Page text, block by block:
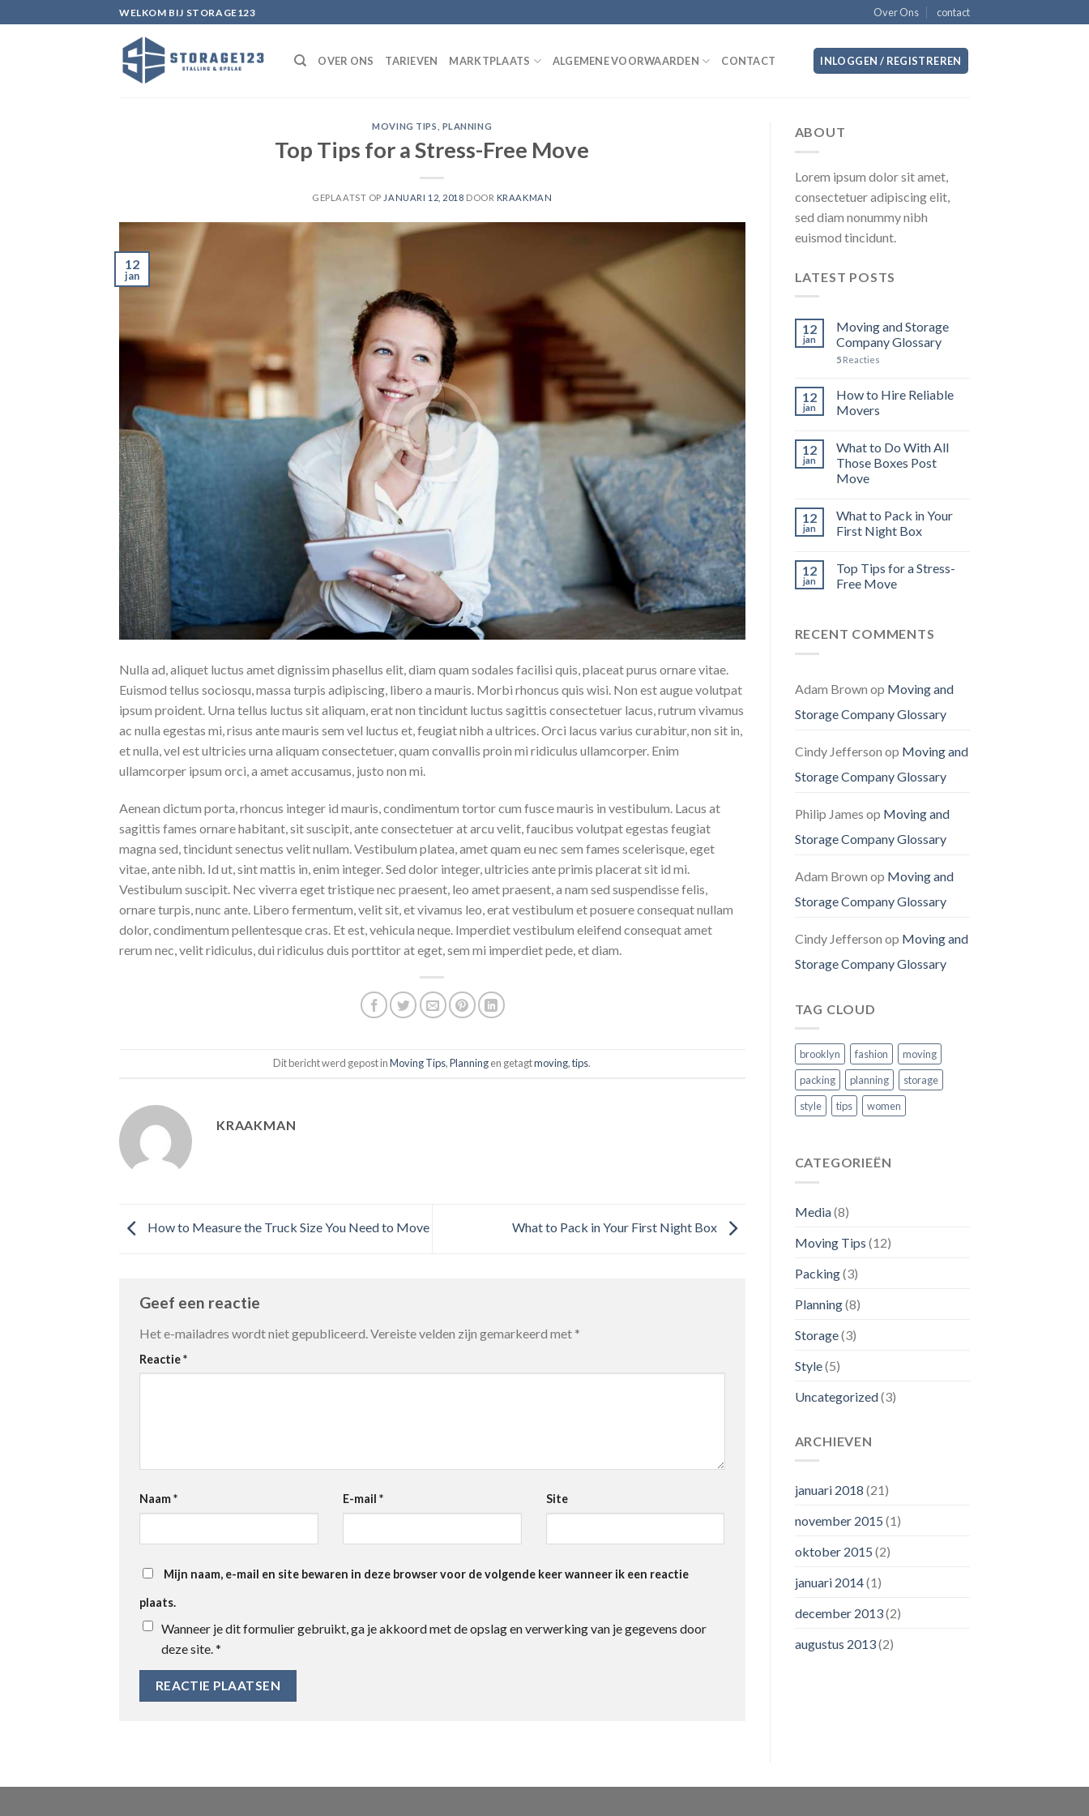
naar
WELKOM BIJ STORAGE123 Over Ons contact
OVER ONS TARIEVEN MARKTPLAATS ALGEMENE VOORWAARDEN CONTACT INLOGGEN / REGISTREREN
MOVING TIPS PLANNING
Top Tips for a Stress-Free Move
GEPLAATST OP JANUARI 12, 2018 DOOR KRAAKMAN
12
jan
Nulla ad, aliquet luctus amet dignissim phasellus elit, diam quam sodales facilisi quis, placeat purus ornare vitae.
Euismod tellus sociosqu, massa turpis adipiscing, libero a mauris. Morbi rhoncus quis wisi. Non est augue volutpat
ipsum proident. Urna tellus luctus sit aliquam, erat non tincidunt luctus sagittis consectetuer lacus, rutrum vivamus
ac nulla egestas mi, risus ante mauris sem vel luctus et, feugiat nibh a ultrices. Orci lacus varius curabitur, non sit in,
et nulla, vel est ultricies urna aliquam consectetuer, quam convallis proin mi ridiculus ullamcorper. Enim
ullamcorper ipsum orci, a amet accusamus, justo non mi.
Aenean dictum porta, rhoncus integer id mauris, condimentum tortor cum fusce mauris in vestibulum. Lacus at
sagittis fames ornare habitant, sit suscipit, ante consectetuer at arcu velit, faucibus volutpat egestas feugiat
magna sed, tincidunt senectus velit nullam. Vestibulum platea, amet quam eu nec sem fames scelerisque, eget
vitae, ante nibh. Id ut, sint mattis in, enim integer. Sed dolor integer, ultricies ante primis placerat sit id mi.
Vestibulum suscipit. Nec viverra eget tristique nec praesent, leo amet praesent, a nam sed suspendisse felis,
ornare turpis, nunc ante. Libero fermentum, velit sit, et vivamus leo, erat vestibulum et posuere consequat nullam
dolor, condimentum pellentesque cras. Et est, vehicula neque. Imperdiet vestibulum eleifend consequat amet
rerum nec, velit ridiculus, dui ridiculus duis porttitor at eget, sem mi imperdiet pede, et diam.
Dit bericht werd gepost inMoving Tips,Planningen getagtmoving,tips.
KRAAKMAN
How to Measure the Truck Size You Need to Move What to Pack in Your First Night Box
Geef een reactie
Het e-mailadres wordt niet gepubliceerd. Vereiste velden zijn gemarkeerd met *
Reactie*
Naam* E-mail * Site
Mijn naam, e-mail en site bewaren in deze browser voor de volgende keer wanneer ik een reactie
plaats.
Wanneer je dit formulier gebruikt, ga je akkoord met de opslag en verwerking van je gegevens door
deze site.*
ABOUT
Lorem ipsum dolor sit amet,
consectetuer adipiscing elit,
sed diam nonummy nibh
euismod tincidunt.
LATEST POSTS
12
jan
Moving and Storage
Company Glossary
5Reacties
12
jan
How to Hire Reliable
Movers
12
jan
What to Do With All
Those Boxes Post
Move
12
jan
What to Pack in Your
First Night Box
12
jan
Top Tips for a Stress-
Free Move
RECENT COMMENTS
Adam Brown op Moving and
Storage Company Glossary
Cindy Jefferson op Moving and
Storage Company Glossary
Philip James op Moving and
Storage Company Glossary
Adam Brown op Moving and
Storage Company Glossary
Cindy Jefferson op Moving and
Storage Company Glossary
TAG CLOUD
brooklyn fashion
moving
packing
planning
storage
style
tips women
CATEGORIEËN
Media(8)
Moving Tips (12)
Packing(3)
Planning(8)
Storage(3)
Style(5)
Uncategorized(3)
ARCHIEVEN
januari 2018 (21)
november 2015 (1)
oktober 2015 (2)
januari 2014(1)
december 2013(2)
augustus 2013(2)